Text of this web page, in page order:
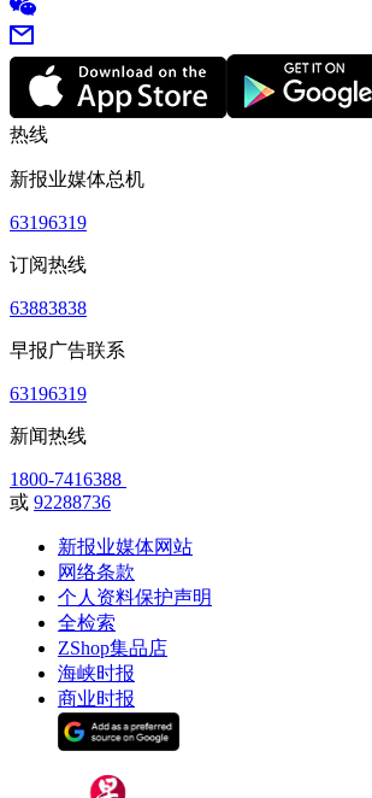
热线
新报业媒体总机
63196319
订阅热线
63883838
早报广告联系
63196319
新闻热线
1800-7416388
或 92288736
新报业媒体网站
网络条款
个人资料保护声明
全检索
ZShop集品店
海峡时报
商业时报